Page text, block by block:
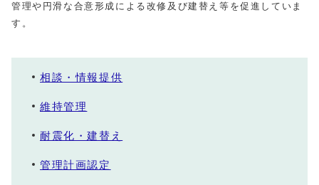
管理や円滑な合意形成による改修及び建替え等を促進していま
す。
相談・情報提供
維持管理
耐震化・建替え
管理計画認定